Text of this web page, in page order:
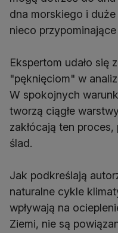
dna morskiego i
nieco
Ekspertom udało się
"pęknięciom" w
W spokojnych
tworzą ciągłe
zakłócają ten
ślad.
Jak podkreślają
naturalne cykle
wpływają na
Ziemi, nie są